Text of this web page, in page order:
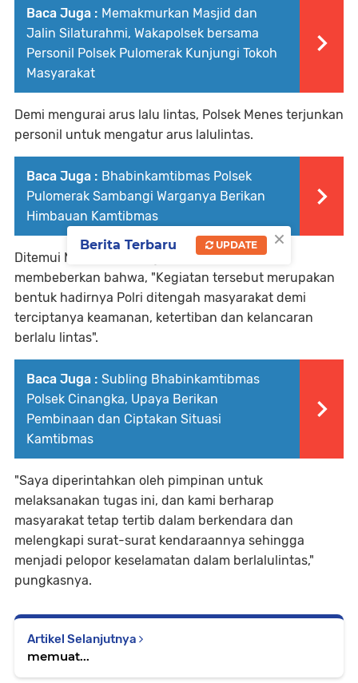
Baca Juga : Memakmurkan Masjid dan
Jalin Silaturahmi, Wakapolsek bersama
Personil Polsek Pulomerak Kunjungi Tokoh
Masyarakat
Demi mengurai arus lalu lintas, Polsek Menes terjunkan
personil untuk mengatur arus lalulintas.
Baca Juga : Bhabinkamtibmas Polsek
Pulomerak Sambangi Warganya Berikan
Himbauan Kamtibmas
Ditemui Media selepas gatur, Aipda Miftah
membeberkan bahwa, "Kegiatan tersebut merupakan
bentuk hadirnya Polri ditengah masyarakat demi
terciptanya keamanan, ketertiban dan kelancaran
berlalu lintas".
Baca Juga : Subling Bhabinkamtibmas
Polsek Cinangka, Upaya Berikan
Pembinaan dan Ciptakan Situasi
Kamtibmas
"Saya diperintahkan oleh pimpinan untuk
melaksanakan tugas ini, dan kami berharap
masyarakat tetap tertib dalam berkendara dan
melengkapi surat-surat kendaraannya sehingga
menjadi pelopor keselamatan dalam berlalulintas,"
pungkasnya.
Artikel Selanjutnya
memuat...
×
Berita Terbaru UPDATE